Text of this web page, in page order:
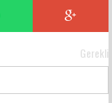
Gerekli